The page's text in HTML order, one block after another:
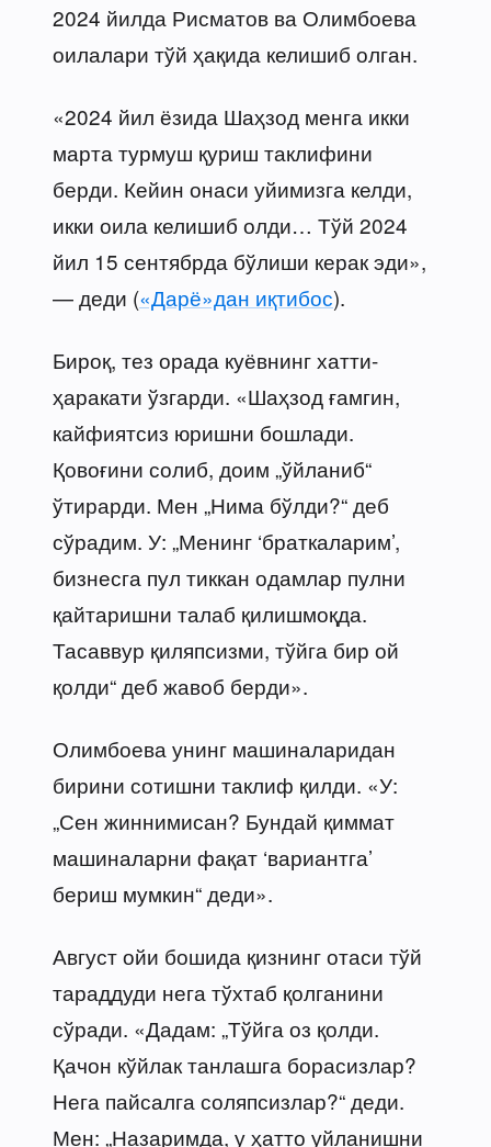
2024 йилда Рисматов ва Олимбоева
оилалари тўй ҳақида келишиб олган.
«2024 йил ёзида Шаҳзод менга икки
марта турмуш қуриш таклифини
берди. Кейин онаси уйимизга келди,
икки оила келишиб олди… Тўй 2024
йил 15 сентябрда бўлиши керак эди»,
— деди («Дарё»дан иқтибос).
Бироқ, тез орада куёвнинг хатти-
ҳаракати ўзгарди. «Шаҳзод ғамгин,
кайфиятсиз юришни бошлади.
Қовоғини солиб, доим „ўйланиб“
ўтирарди. Мен „Нима бўлди?“ деб
сўрадим. У: „Менинг ‘браткаларим’,
бизнесга пул тиккан одамлар пулни
қайтаришни талаб қилишмоқда.
Тасаввур қиляпсизми, тўйга бир ой
қолди“ деб жавоб берди».
Олимбоева унинг машиналаридан
бирини сотишни таклиф қилди. «У:
„Сен жиннимисан? Бундай қиммат
машиналарни фақат ‘вариантга’
бериш мумкин“ деди».
Август ойи бошида қизнинг отаси тўй
тараддуди нега тўхтаб қолганини
сўради. «Дадам: „Тўйга оз қолди.
Қачон кўйлак танлашга борасизлар?
Нега пайсалга соляпсизлар?“ деди.
Мен: „Назаримда, у ҳатто уйланишни